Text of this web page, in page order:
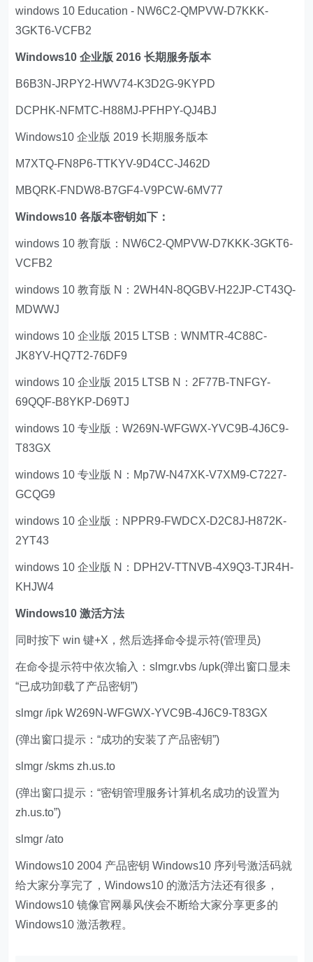
windows 10 Education - NW6C2-QMPVW-D7KKK-
3GKT6-VCFB2
Windows10 企业版 2016 长期服务版本
B6B3N-JRPY2-HWV74-K3D2G-9KYPD
DCPHK-NFMTC-H88MJ-PFHPY-QJ4BJ
Windows10 企业版 2019 长期服务版本
M7XTQ-FN8P6-TTKYV-9D4CC-J462D
MBQRK-FNDW8-B7GF4-V9PCW-6MV77
Windows10 各版本密钥如下：
windows 10 教育版：NW6C2-QMPVW-D7KKK-3GKT6-
VCFB2
windows 10 教育版 N：2WH4N-8QGBV-H22JP-CT43Q-
MDWWJ
windows 10 企业版 2015 LTSB：WNMTR-4C88C-
JK8YV-HQ7T2-76DF9
windows 10 企业版 2015 LTSB N：2F77B-TNFGY-
69QQF-B8YKP-D69TJ
windows 10 专业版：W269N-WFGWX-YVC9B-4J6C9-
T83GX
windows 10 专业版 N：Mp7W-N47XK-V7XM9-C7227-
GCQG9
windows 10 企业版：NPPR9-FWDCX-D2C8J-H872K-
2YT43
windows 10 企业版 N：DPH2V-TTNVB-4X9Q3-TJR4H-
KHJW4
Windows10 激活方法
同时按下 win 键+X，然后选择命令提示符(管理员)
在命令提示符中依次输入：slmgr.vbs /upk(弹出窗口显未
“已成功卸载了产品密钥”)
slmgr /ipk W269N-WFGWX-YVC9B-4J6C9-T83GX
(弹出窗口提示：“成功的安装了产品密钥”)
slmgr /skms zh.us.to
(弹出窗口提示：“密钥管理服务计算机名成功的设置为
zh.us.to”)
slmgr /ato
Windows10 2004 产品密钥 Windows10 序列号激活码就
给大家分享完了，Windows10 的激活方法还有很多，
Windows10 镜像官网暴风侠会不断给大家分享更多的
Windows10 激活教程。